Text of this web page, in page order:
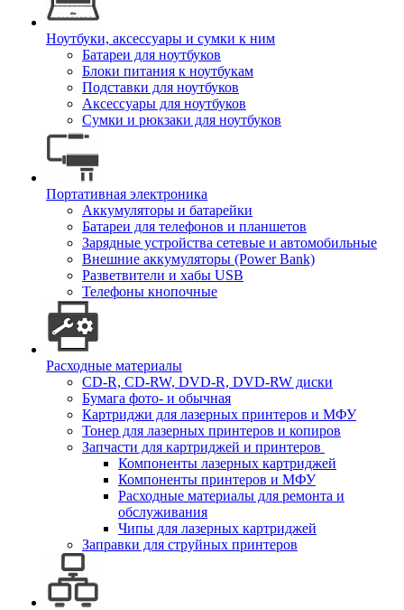
Ноутбуки, аксессуары и сумки к ним
Батареи для ноутбуков
Блоки питания к ноутбукам
Подставки для ноутбуков
Аксессуары для ноутбуков
Сумки и рюкзаки для ноутбуков
Портативная электроника
Аккумуляторы и батарейки
Батареи для телефонов и планшетов
Зарядные устройства сетевые и автомобильные
Внешние аккумуляторы (Power Bank)
Разветвители и хабы USB
Телефоны кнопочные
Расходные материалы
CD-R, CD-RW, DVD-R, DVD-RW диски
Бумага фото- и обычная
Картриджи для лазерных принтеров и МФУ
Тонер для лазерных принтеров и копиров
Запчасти для картриджей и принтеров
Компоненты лазерных картриджей
Компоненты принтеров и МФУ
Расходные материалы для ремонта и
обслуживания
Чипы для лазерных картриджей
Заправки для струйных принтеров